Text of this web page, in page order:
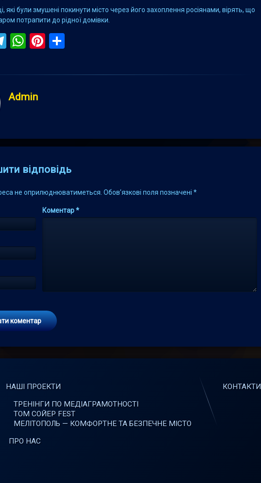
які були змушені покинути місто через його захоплення росіянами, вірять, що
потрапити до рідної домівки.
Telegram
WhatsApp
Pinterest
Admin
відповідь
не оприлюднюватиметься. Обов’язкові поля позначені *
Коментар*
НАШІ ПРОЕКТИ
ТРЕНІНГИ ПО МЕДІАГРАМОТНОСТІ
ТОМ СОЙЕР FEST
МЕЛІТОПОЛЬ — КОМФОРТНЕ ТА БЕЗПЕЧНЕ МІСТО
КОНТАКТИ
ПРО НАС